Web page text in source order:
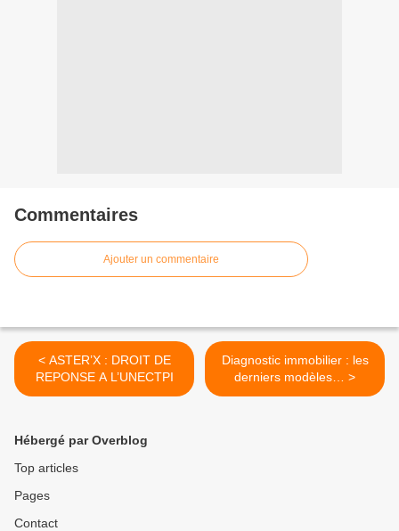
Commentaires
Ajouter un commentaire
< ASTER’X : DROIT DE
REPONSE A L’UNECTPI
Diagnostic immobilier : les
derniers modèles… >
Hébergé par Overblog
Top articles
Pages
Contact